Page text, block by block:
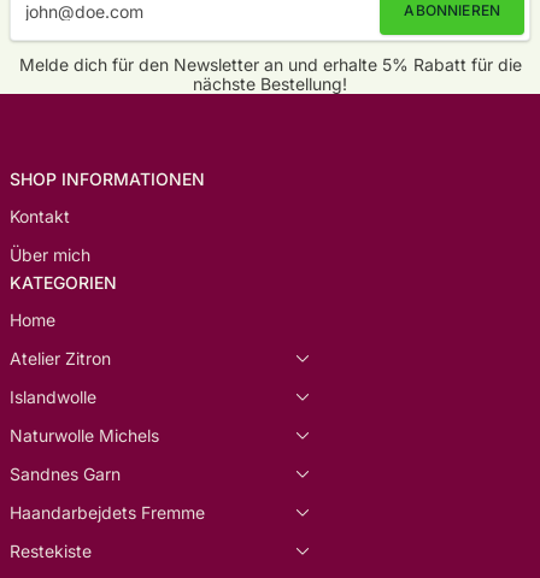
ABONNIEREN
Melde dich für den Newsletter an und erhalte 5% Rabatt für die
nächste Bestellung!
SHOP INFORMATIONEN
Kontakt
Über mich
KATEGORIEN
Home
Atelier Zitron
Islandwolle
Naturwolle Michels
Sandnes Garn
Haandarbejdets Fremme
Restekiste